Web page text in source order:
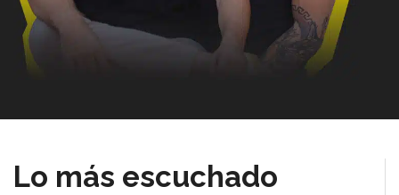
Lo más escuchado